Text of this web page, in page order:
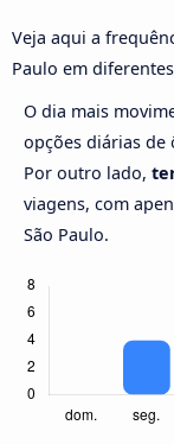
Veja aqui a
Paulo em
O dia mais
opções diárias de
Por outro lado,
viagens, com
São Paulo.